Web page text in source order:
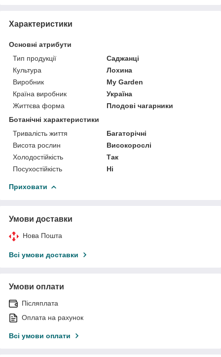
Характеристики
Основні атрибути
Тип продукції
Саджанці
Культура
Лохина
Виробник
My Garden
Країна виробник
Україна
Життєва форма
Плодові чагарники
Ботанічні характеристики
Тривалість життя
Багаторічні
Висота рослин
Високорослі
Холодостійкість
Так
Посухостійкість
Ні
Приховати
Умови доставки
Нова Пошта
Всі умови доставки
Умови оплати
Післяплата
Оплата на рахунок
Всі умови оплати